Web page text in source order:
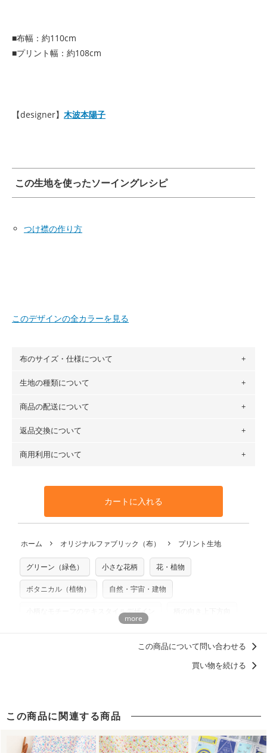
■布幅：約110cm
■プリント幅：約108cm
【designer】 木波本陽子
この生地を使ったソーイングレシピ
つけ襟の作り方
このデザインの全カラーを見る
布のサイズ・仕様について
布の長さは50cm単位での販売になります。
場合 → 購入数量「7」
※カットを希望の方は備考欄に「50cmずつカット希望」など
ご記載ください（50cm単位でのカットのみ）
プリント布の仕様についてもっと詳しく見る
生地の種類について
・現在、すべてのデザインのプリントに使用している生地は
ットン（ダブルガーゼ）・100％コットン（ローン）・コッ
トンリネン（ビエラ織）・100％コットン（ツイル）・
100％コットン（キャンバス・11号帆布）です。
生地見本サンプル（無料）を購入する
商品の配送について
・ネコポスでの配送は、布は2mまで型紙は2個までとなりま
も送料の表示が600円となり宅急便での配送となります。
となります。
※万が一、検品時に不備が見つかった場合は、4～5営業日後
※土日祝は営業日に含まれません。
※配送日のご指定は承れません。出来上がり次第、順次発送
返品交換について
・布はご注文後に注文数量のみをプリントするため、
購入後
や用尺をお間違えのないようお願いします。思っていた色味
と違う、などの理由での返品は承れません。予めご了承くだ
商用利用について
利用いただけます。「nunocoto fabric使用」といった記載
も不要です。（製品化した際に起こる全ての問題、クレーム
いませんのでご了承ください）
※有料型紙（ホームソーイング型紙シリーズ）および柄がえ
らべるキットに付属された型紙は商用利用できませんのでご
注意ください。型紙自体の転用・販売および型紙を使用して
商用利用についての詳細はこちら
カートに入れる
ホーム オリジナルファブリック（布） プリント生地
グリーン（緑色） 小さな花柄 花・植物
ボタニカル（植物） 自然・宇宙・建物
小柄なモチーフのテキスタイルデザイン
浴衣におすすめの柄・デザイン
この商品について問い合わせる
買い物を続ける
この商品に関連する商品